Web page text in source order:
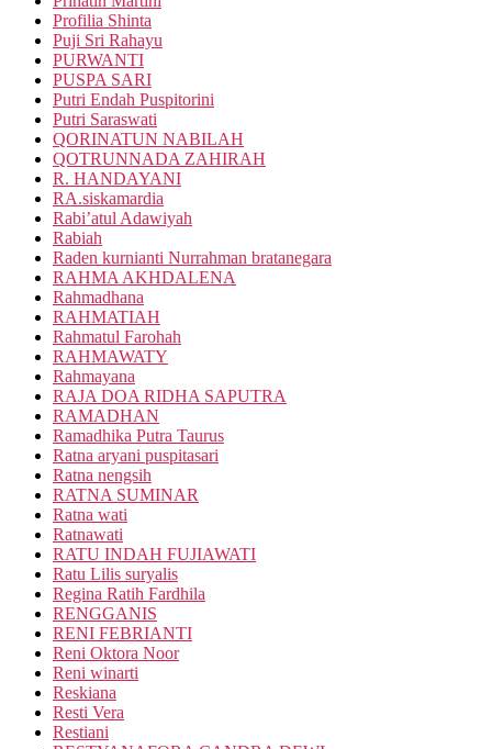
Profilia Shinta
Puji Sri Rahayu
PURWANTI
PUSPA SARI
Putri Endah Puspitorini
Putri Saraswati
QORINATUN NABILAH
QOTRUNNADA ZAHIRAH
R. HANDAYANI
RA.siskamardia
Rabi’atul Adawiyah
Rabiah
Raden kurnianti Nurrahman bratanegara
RAHMA AKHDALENA
Rahmadhana
RAHMATIAH
Rahmatul Farohah
RAHMAWATY
Rahmayana
RAJA DOA RIDHA SAPUTRA
RAMADHAN
Ramadhika Putra Taurus
Ratna aryani puspitasari
Ratna nengsih
RATNA SUMINAR
Ratna wati
Ratnawati
RATU INDAH FUJIAWATI
Ratu Lilis suryalis
Regina Ratih Fardhila
RENGGANIS
RENI FEBRIANTI
Reni Oktora Noor
Reni winarti
Reskiana
Resti Vera
Restiani